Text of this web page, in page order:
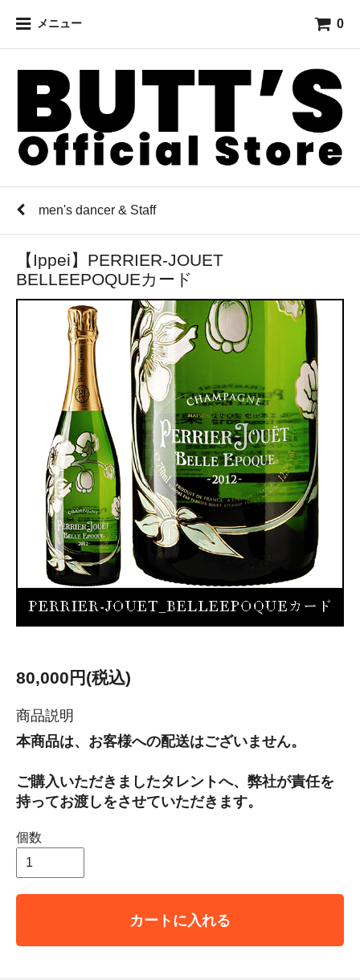
メニュー 0
men's dancer & Staff
【Ippei】PERRIER-JOUET
BELLEEPOQUEカード
80,000円(税込)
商品説明
本商品は、お客様への配送はございません。
ご購入いただきましたタレントへ、弊社が責任を
持ってお渡しをさせていただきます。
個数
カートに入れる